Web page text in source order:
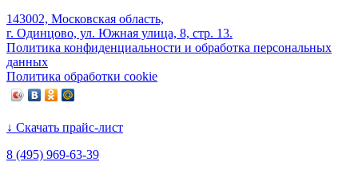
143002, Московская область,
г. Одинцово, ул. Южная улица, 8, стр. 13.
Политика конфиденциальности и обработка персональных
данных
Политика обработки cookie
↓ Скачать прайс-лист
8 (495) 969-63-39